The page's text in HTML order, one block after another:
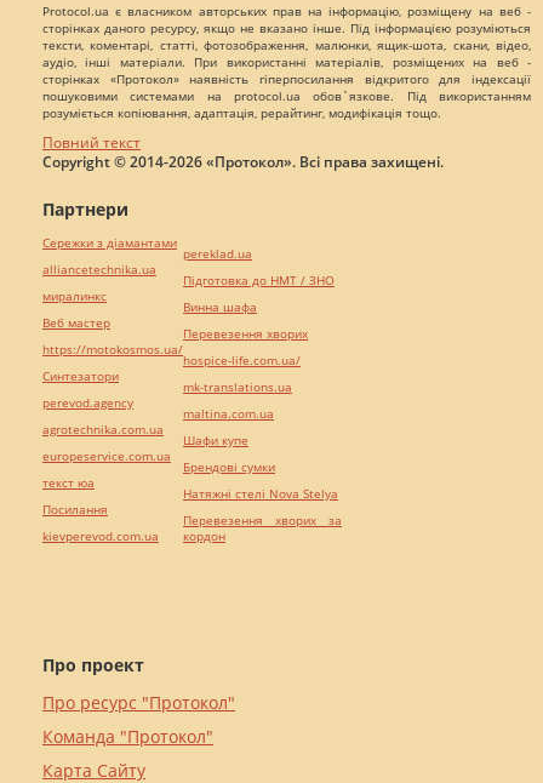
Protocol.ua є власником авторських прав на інформацію, розміщену на веб -
сторінках даного ресурсу, якщо не вказано інше. Під інформацією розуміються
тексти, коментарі, статті, фотозображення, малюнки, ящик-шота, скани, відео,
аудіо, інші матеріали. При використанні матеріалів, розміщених на веб -
сторінках «Протокол» наявність гіперпосилання відкритого для індексації
пошуковими системами на protocol.ua обов`язкове. Під використанням
розуміється копіювання, адаптація, рерайтинг, модифікація тощо.
Повний текст
Copyright © 2014-2026 «Протокол». Всі права захищені.
Про проект
Про ресурс "Протокол"
Команда "Протокол"
Карта Сайту
Партнери
Сережки з діамантами
alliancetechnika.ua
миралинкс
Веб мастер
https://motokosmos.ua/
Синтезатори
perevod.agency
agrotechnika.com.ua
europeservice.com.ua
текст юа
Посилання
kievperevod.com.ua
pereklad.ua
Підготовка до НМТ / ЗНО
Винна шафа
Перевезення хворих
hospice-life.com.ua/
mk-translations.ua
maltina.com.ua
Шафи купе
Брендові сумки
Натяжні стелі Nova Stelya
Перевезення хворих за
кордон